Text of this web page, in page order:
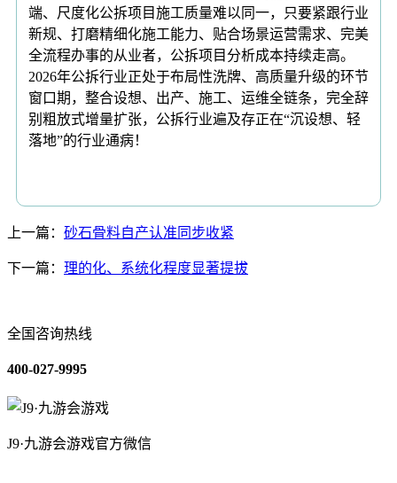
端、尺度化公拆项目施工质量难以同一，只要紧跟行业
新规、打磨精细化施工能力、贴合场景运营需求、完美
全流程办事的从业者，公拆项目分析成本持续走高。
2026年公拆行业正处于布局性洗牌、高质量升级的环节
窗口期，整合设想、出产、施工、运维全链条，完全辞
别粗放式增量扩张，公拆行业遍及存正在“沉设想、轻
落地”的行业通病！
上一篇： 砂石骨料自产认准同步收紧
下一篇： 理的化、系统化程度显著提拔
全国咨询热线
400-027-9995
J9·九游会游戏官方微信